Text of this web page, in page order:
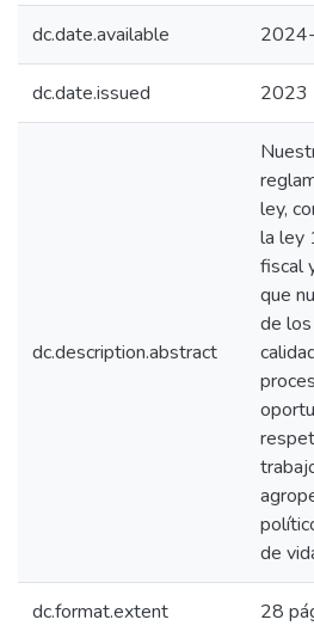
dc.date.available
dc.date.issued 2023
dc.description.abstract
ley,
la ley
fiscal
que
de
de
dc.format.extent 28